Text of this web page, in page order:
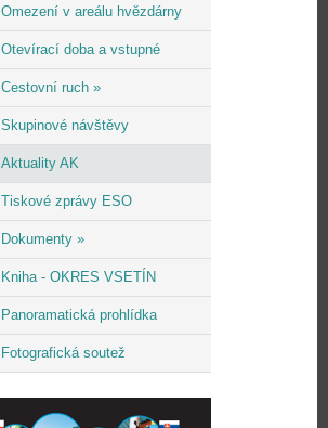
Omezení v areálu hvězdárny
Otevírací doba a vstupné
Cestovní ruch »
Skupinové návštěvy
Aktuality AK
Tiskové zprávy ESO
Dokumenty »
Kniha - OKRES VSETÍN
Panoramatická prohlídka
Fotografická soutež